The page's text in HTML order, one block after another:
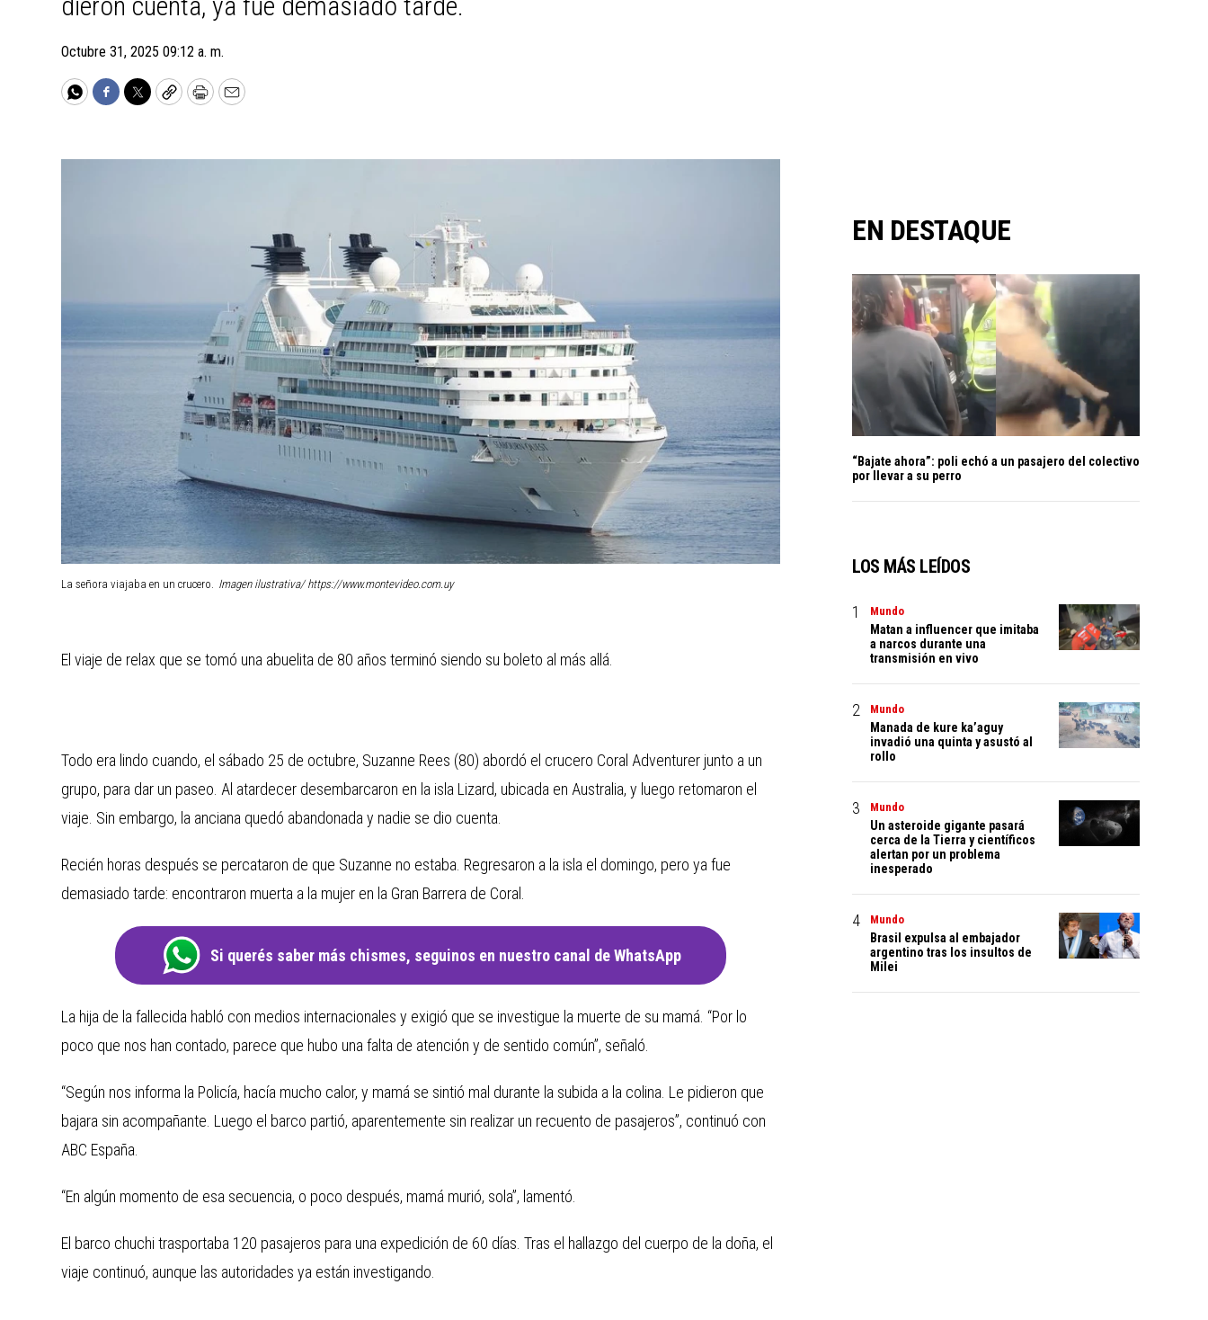
Octubre 31, 2025 09:12 a. m.
WhatsApp
Facebook
TwitterCopyPrintEmail
La señora viajaba en un crucero. Imagen ilustrativa/ https://www.montevideo.com.uy
El viaje de relax que se tomó una abuelita de 80 años terminó siendo su boleto al más allá.
Todo era lindo cuando, el sábado 25 de octubre, Suzanne Rees (80) abordó el crucero Coral Adventurer junto a un
grupo, para dar un paseo. Al atardecer desembarcaron en la isla Lizard, ubicada en Australia, y luego retomaron el
viaje. Sin embargo, la anciana quedó abandonada y nadie se dio cuenta.
Recién horas después se percataron de que Suzanne no estaba. Regresaron a la isla el domingo, pero ya fue
demasiado tarde: encontraron muerta a la mujer en la Gran Barrera de Coral.
Si querés saber más chismes, seguinos en nuestro canal de WhatsApp
La hija de la fallecida habló con medios internacionales y exigió que se investigue la muerte de su mamá. “Por lo
poco que nos han contado, parece que hubo una falta de atención y de sentido común”, señaló.
“Según nos informa la Policía, hacía mucho calor, y mamá se sintió mal durante la subida a la colina. Le pidieron que
bajara sin acompañante. Luego el barco partió, aparentemente sin realizar un recuento de pasajeros”, continuó con
ABC España.
“En algún momento de esa secuencia, o poco después, mamá murió, sola”, lamentó.
El barco chuchi trasportaba 120 pasajeros para una expedición de 60 días. Tras el hallazgo del cuerpo de la doña, el
viaje continuó, aunque las autoridades ya están investigando.
EN DESTAQUE
“Bajate ahora”: poli echó a un pasajero del colectivo
por llevar a su perro
LOS MÁS LEÍDOS
Mundo
Matan a influencer que imitaba
a narcos durante una
transmisión en vivo
Mundo
Manada de kure ka’aguy
invadió una quinta y asustó al
rollo
Mundo
Un asteroide gigante pasará
cerca de la Tierra y científicos
alertan por un problema
inesperado
Mundo
Brasil expulsa al embajador
argentino tras los insultos de
Milei